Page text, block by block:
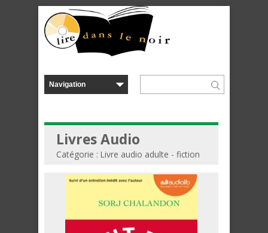
Livres Audio
Catégorie : Livre audio adulte - fiction